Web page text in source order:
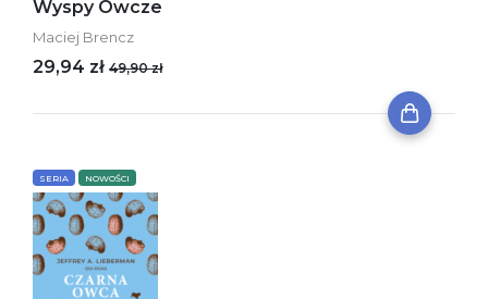
Wyspy Owcze
Maciej Brencz
29,94 zł 49,90 zł
SERIA NOWOŚCI